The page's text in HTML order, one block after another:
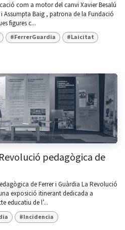
com a motor del canvi Xavier Besalú
Baig , patrona de la Fundació
figures c...
#FerrerGuardia
#Laicitat
pedagògica de
de Ferrer i Guàrdia La Revolució
exposició itinerant dedicada a
educatiu de l’...
#Incidencia